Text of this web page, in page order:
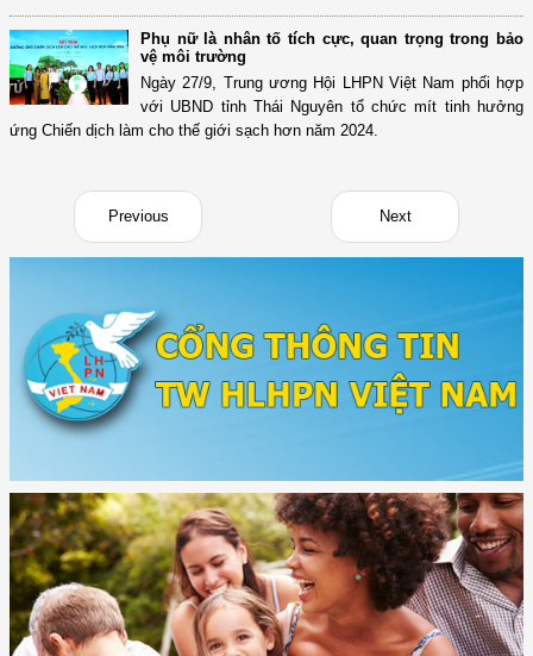
Phụ nữ là nhân tố tích cực, quan trọng trong bảo
vệ môi trường
Ngày 27/9, Trung ương Hội LHPN Việt Nam phối hợp
với UBND tỉnh Thái Nguyên tổ chức mít tinh hưởng
ứng Chiến dịch làm cho thế giới sạch hơn năm 2024.
Previous Next